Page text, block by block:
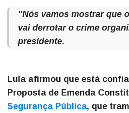
"Nós vamos mostrar que
vai derrotar o crime
presidente.
Lula afirmou que está
Proposta de Emenda
Segurança Pública, que